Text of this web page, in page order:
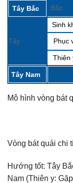
Tây Bắc Bắc
Tây
Sinh
Phục
Thiên
Tây Nam
Mô hình vòng bát
Vòng bát quái chi
Hướng tốt: Tây
Nam (Thiên y: